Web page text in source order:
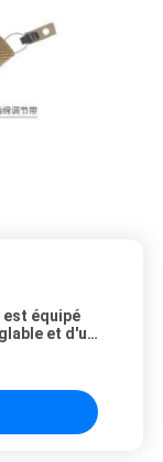
est équipé
et d'un